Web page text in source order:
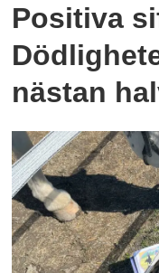
Positiva
nästan